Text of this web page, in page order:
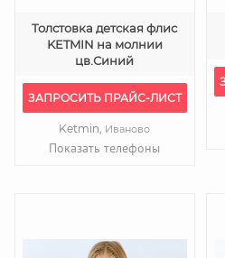
Толстовка детская флис
KETMIN на молнии
цв.Синий
ЗАПРОСИТЬ ПРАЙС-ЛИСТ
Ketmin, Иваново
Показать телефоны